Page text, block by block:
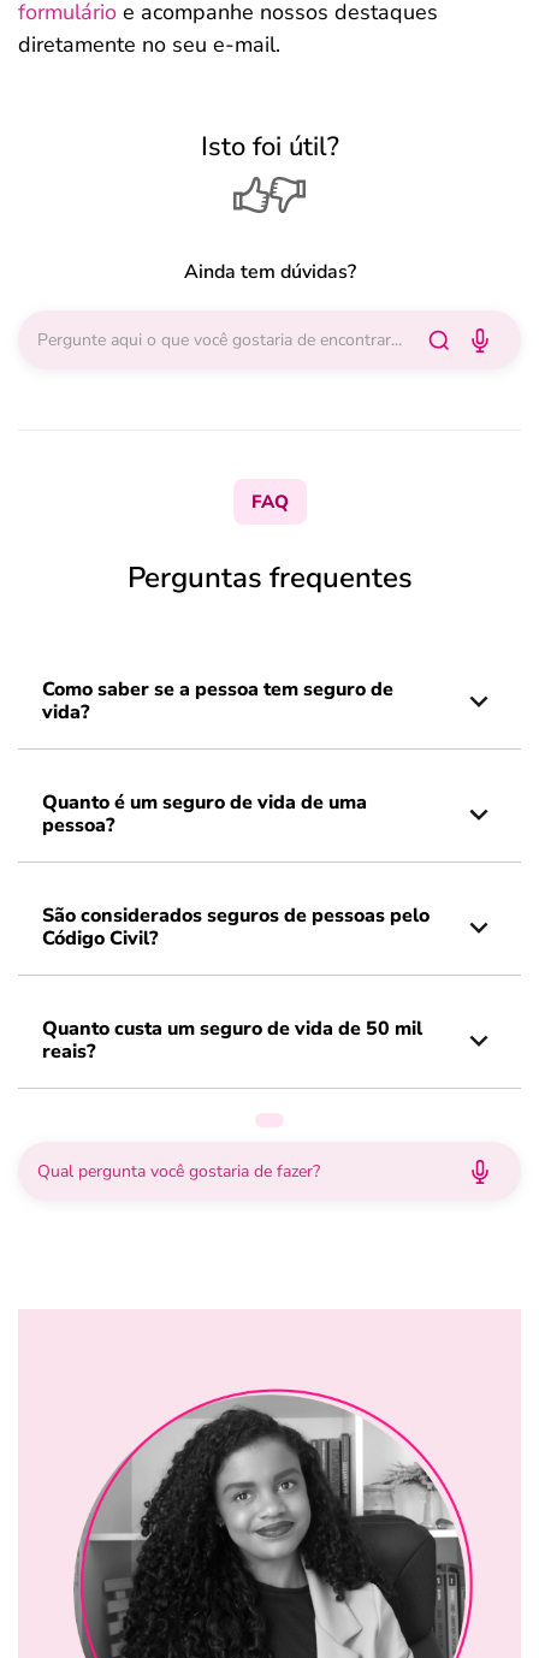
formulário e acompanhe nossos destaques
diretamente no seu e-mail.
Isto foi útil?
Ainda tem dúvidas?
FAQ
Perguntas frequentes
Como saber se a pessoa tem seguro de
vida?
Quanto é um seguro de vida de uma
pessoa?
São considerados seguros de pessoas pelo
Código Civil?
Quanto custa um seguro de vida de 50 mil
reais?